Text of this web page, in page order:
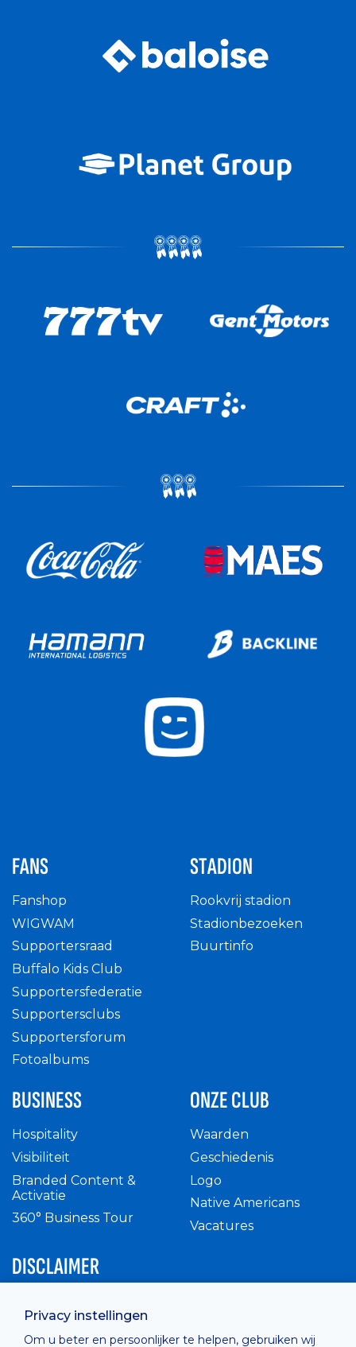
Privacy instellingen
Om u beter en persoonlijker te helpen, gebruiken wij
FANS
Fanshop
WIGWAM
Supportersraad
Buffalo Kids Club
Supportersfederatie
Supportersclubs
Supportersforum
Fotoalbums
STADION
Rookvrij stadion
Stadionbezoeken
Buurtinfo
BUSINESS
Hospitality
Visibiliteit
Branded Content &
Activatie
360° Business Tour
ONZE CLUB
Waarden
Geschiedenis
Logo
Native Americans
Vacatures
DISCLAIMER
Privacy Policy